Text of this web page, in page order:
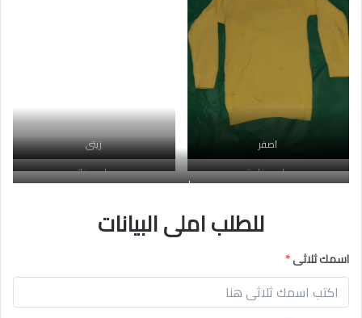
اصفر
زيتى
رمادى غامق
رمادى فاتح
اسود
للطلب املى البيانات
اسمك ثلاثى*